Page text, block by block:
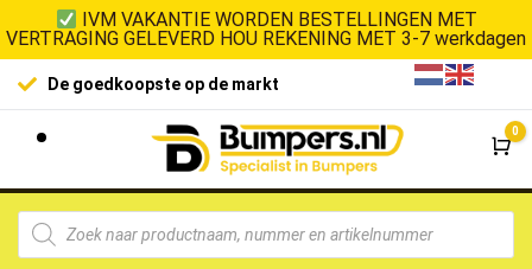
IVM VAKANTIE WORDEN BESTELLINGEN MET
VERTRAGING GELEVERD HOU REKENING MET 3-7 werkdagen
De goedkoopste op de markt
0